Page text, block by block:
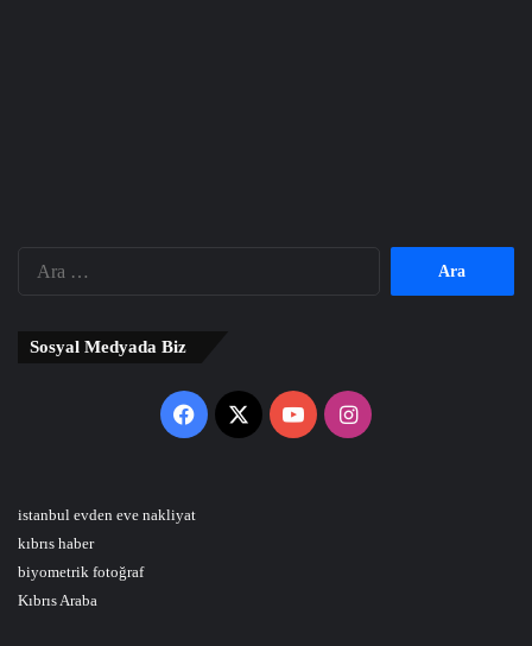
Sosyal Medyada Biz
Facebook
X YouTubeInstagram
istanbul evden eve nakliyat
kıbrıs haber
biyometrik fotoğraf
Kıbrıs Araba